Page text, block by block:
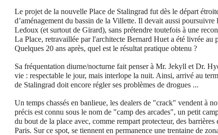
Le projet de la nouvelle Place de Stalingrad fut dès le départ
d’aménagement du bassin de la Villette. Il devait aussi
Ledoux (et surtout de Girard), sans prétendre toutefois à une
La Place, retravaillée par l'architecte Bernard Huet a été livrée au
Quelques 20 ans après, quel est le résultat pratique obtenu ?
Sa fréquentation diurne/nocturne fait penser à Mr. Jekyll et Dr.
vie : respectable le jour, mais interlope la nuit. Ainsi, arrivé au
de Stalingrad doit encore régler ses problèmes de drogues ...
Un temps chassés en banlieue, les dealers de "crack" vendent à
précis est connu sous le nom de "camp des arcades", un petit
du bout de la place avec, comme rempart protecteur, des
Paris. Sur ce spot, se tiennent en permanence une trentaine de